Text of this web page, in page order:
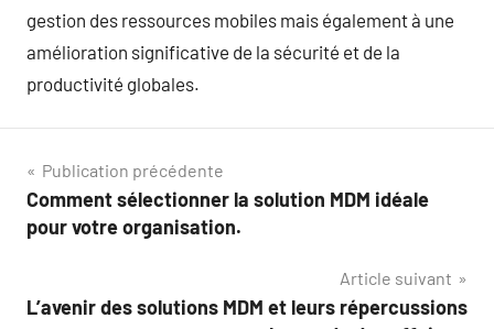
gestion des ressources mobiles mais également à une
amélioration significative de la sécurité et de la
productivité globales.
Navigation
de
Publication précédente
Comment sélectionner la solution MDM idéale
pour votre organisation.
Article suivant
L’avenir des solutions MDM et leurs répercussions